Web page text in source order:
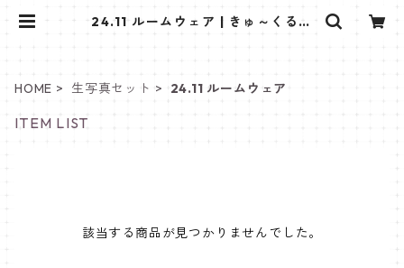
24.11 ルームウェア | きゅ～くるし
HOME 生写真セット 24.11 ルームウェア
ITEM LIST
該当する商品が見つかりませんでした。